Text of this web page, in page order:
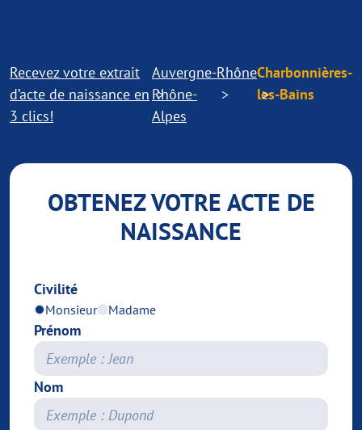
Recevez votre extrait
d’acte de naissance en
3 clics!
Auvergne-
Rhône-
Alpes
RhôneCharbonnières-
les-Bains
OBTENEZ VOTRE ACTE DE
NAISSANCE
Civilité
Monsieur Madame
Prénom
Nom